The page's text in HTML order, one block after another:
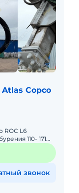
Copco
ROC L6
110- 171
5-
звонок